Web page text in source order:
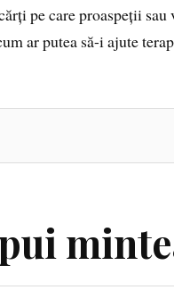
pe care proaspeții
ar putea să-i ajute